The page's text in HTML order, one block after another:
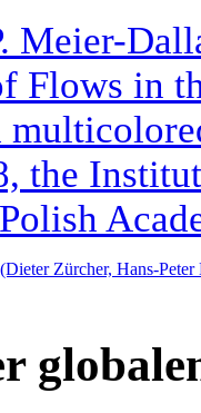
Meier-
Flows in
the
Zürcher, Hans-